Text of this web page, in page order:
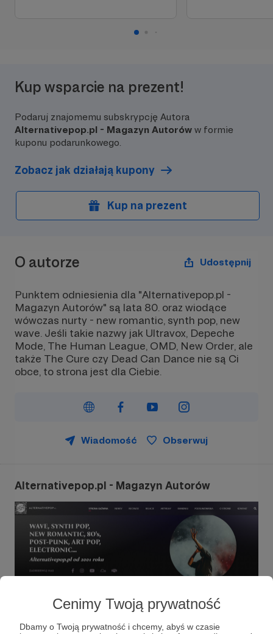
Cenimy Twoją prywatność
Dbamy o Twoją prywatność i chcemy, abyś w czasie
Kup wsparcie na prezent!
Podaruj znajomemu subskrypcję Autora
Alternativepop.pl - Magazyn Autorów w formie
kuponu podarunkowego.
Zobacz jak działają kupony
Kup na prezent
O autorze Udostępnij
Punktem odniesienia dla "Alternativepop.pl -
Magazyn Autorów" są lata 80. oraz wiodące
wówczas nurty - new romantic, synth pop, new
wave. Jeśli takie nazwy jak Ultravox, Depeche
Mode, The Human League, OMD, New Order, ale
także The Cure czy Dead Can Dance nie są Ci
obce, to strona jest dla Ciebie.
Wiadomość Obserwuj
Alternativepop.pl - Magazyn Autorów